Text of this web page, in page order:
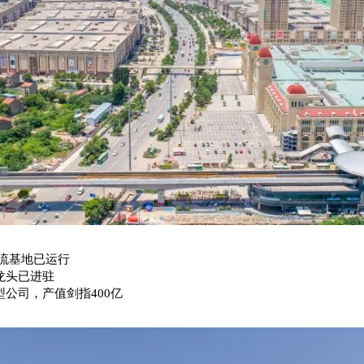
基地已运行
头已进驻
司，产值剑指400亿